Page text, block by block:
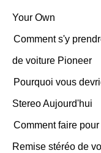
Your Own
Comment s'y
de voiture Pioneer
Pourquoi vous
Stereo Aujourd'hui
Comment faire
Remise stéréo de